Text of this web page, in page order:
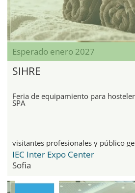
Esperado enero 2027
SIHRE
Feria de equipamiento para
SPA
visitantes profesionales y público
IEC Inter Expo Center
Sofia